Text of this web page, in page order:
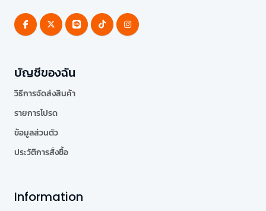
บัญชีของฉัน
วิธีการจัดส่งสินค้า
รายการโปรด
ข้อมูลส่วนตัว
ประวัติการสั่งซื้อ
Information